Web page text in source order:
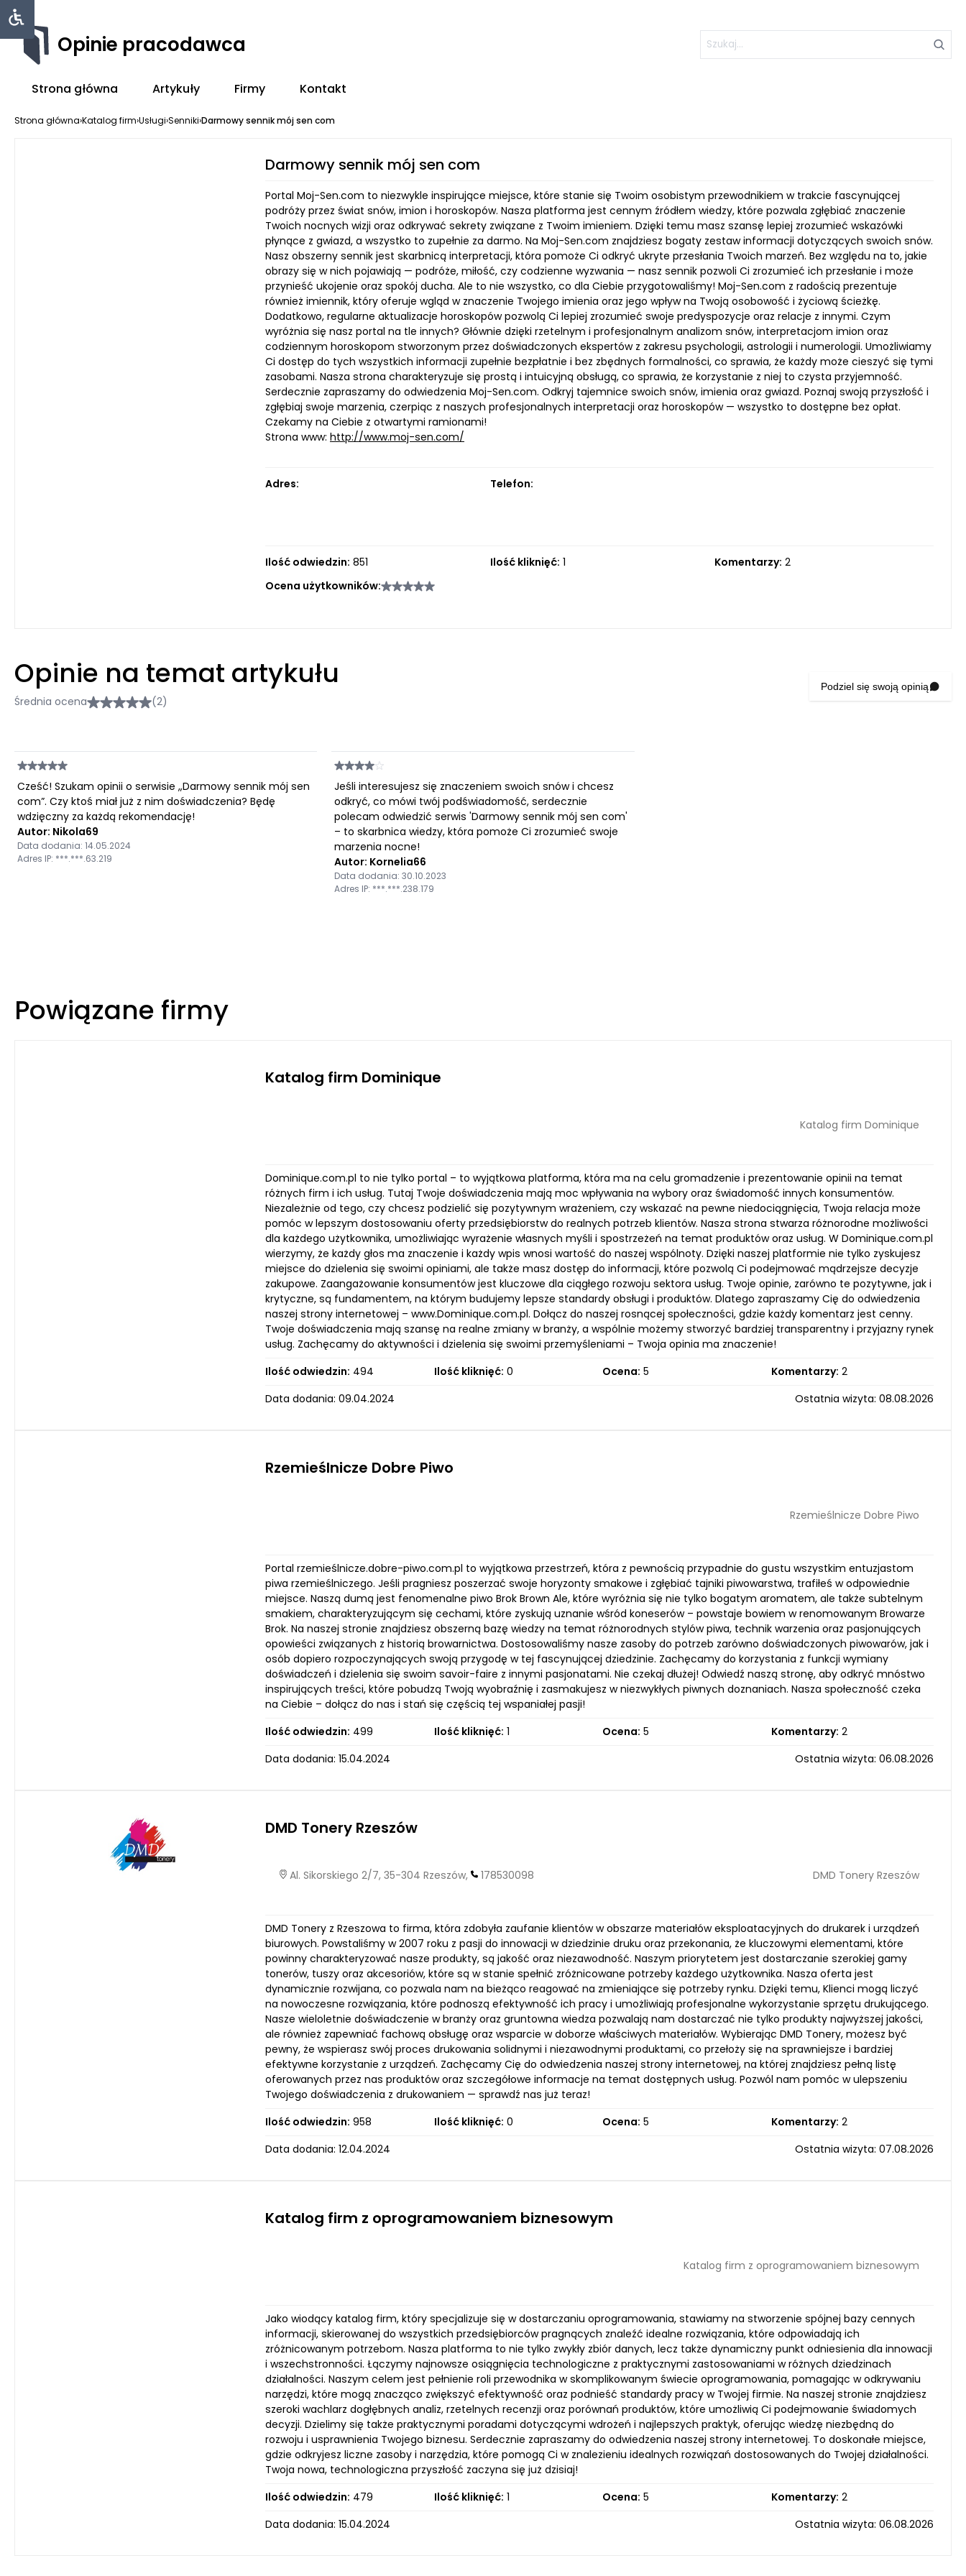
Opinie pracodawca
Strona główna Artykuły Firmy Kontakt
Strona główna›Katalog firm›Usługi›Senniki›Darmowy sennik mój sen com
Darmowy sennik mój sen com
Portal Moj-Sen.com to niezwykle inspirujące miejsce, które stanie się Twoim osobistym przewodnikiem w trakcie fascynującej
podróży przez świat snów, imion i horoskopów. Nasza platforma jest cennym źródłem wiedzy, które pozwala zgłębiać znaczenie
Twoich nocnych wizji oraz odkrywać sekrety związane z Twoim imieniem. Dzięki temu masz szansę lepiej zrozumieć wskazówki
płynące z gwiazd, a wszystko to zupełnie za darmo. Na Moj-Sen.com znajdziesz bogaty zestaw informacji dotyczących swoich snów.
Nasz obszerny sennik jest skarbnicą interpretacji, która pomoże Ci odkryć ukryte przesłania Twoich marzeń. Bez względu na to, jakie
obrazy się w nich pojawiają — podróże, miłość, czy codzienne wyzwania — nasz sennik pozwoli Ci zrozumieć ich przesłanie i może
przynieść ukojenie oraz spokój ducha. Ale to nie wszystko, co dla Ciebie przygotowaliśmy! Moj-Sen.com z radością prezentuje
również imiennik, który oferuje wgląd w znaczenie Twojego imienia oraz jego wpływ na Twoją osobowość i życiową ścieżkę.
Dodatkowo, regularne aktualizacje horoskopów pozwolą Ci lepiej zrozumieć swoje predyspozycje oraz relacje z innymi. Czym
wyróżnia się nasz portal na tle innych? Głównie dzięki rzetelnym i profesjonalnym analizom snów, interpretacjom imion oraz
codziennym horoskopom stworzonym przez doświadczonych ekspertów z zakresu psychologii, astrologii i numerologii. Umożliwiamy
Ci dostęp do tych wszystkich informacji zupełnie bezpłatnie i bez zbędnych formalności, co sprawia, że każdy może cieszyć się tymi
zasobami. Nasza strona charakteryzuje się prostą i intuicyjną obsługą, co sprawia, że korzystanie z niej to czysta przyjemność.
Serdecznie zapraszamy do odwiedzenia Moj-Sen.com. Odkryj tajemnice swoich snów, imienia oraz gwiazd. Poznaj swoją przyszłość i
zgłębiaj swoje marzenia, czerpiąc z naszych profesjonalnych interpretacji oraz horoskopów — wszystko to dostępne bez opłat.
Czekamy na Ciebie z otwartymi ramionami!
Strona www: http://www.moj-sen.com/
Adres: Telefon:
Ilość odwiedzin: 851 Ilość kliknięć: 1 Komentarzy: 2
Ocena użytkowników:
Opinie na temat artykułu
Średnia ocena (2)
Podziel się swoją opinią
Cześć! Szukam opinii o serwisie „Darmowy sennik mój sen
com”. Czy ktoś miał już z nim doświadczenia? Będę
wdzięczny za każdą rekomendację!
Autor: Nikola69
Data dodania: 14.05.2024
Adres IP: ***.***.63.219
Jeśli interesujesz się znaczeniem swoich snów i chcesz
odkryć, co mówi twój podświadomość, serdecznie
polecam odwiedzić serwis 'Darmowy sennik mój sen com'
– to skarbnica wiedzy, która pomoże Ci zrozumieć swoje
marzenia nocne!
Autor: Kornelia66
Data dodania: 30.10.2023
Adres IP: ***.***.238.179
Powiązane firmy
Katalog firm Dominique
Katalog firm Dominique
Dominique.com.pl to nie tylko portal – to wyjątkowa platforma, która ma na celu gromadzenie i prezentowanie opinii na temat
różnych firm i ich usług. Tutaj Twoje doświadczenia mają moc wpływania na wybory oraz świadomość innych konsumentów.
Niezależnie od tego, czy chcesz podzielić się pozytywnym wrażeniem, czy wskazać na pewne niedociągnięcia, Twoja relacja może
pomóc w lepszym dostosowaniu oferty przedsiębiorstw do realnych potrzeb klientów. Nasza strona stwarza różnorodne możliwości
dla każdego użytkownika, umożliwiając wyrażenie własnych myśli i spostrzeżeń na temat produktów oraz usług. W Dominique.com.pl
wierzymy, że każdy głos ma znaczenie i każdy wpis wnosi wartość do naszej wspólnoty. Dzięki naszej platformie nie tylko zyskujesz
miejsce do dzielenia się swoimi opiniami, ale także masz dostęp do informacji, które pozwolą Ci podejmować mądrzejsze decyzje
zakupowe. Zaangażowanie konsumentów jest kluczowe dla ciągłego rozwoju sektora usług. Twoje opinie, zarówno te pozytywne, jak i
krytyczne, są fundamentem, na którym budujemy lepsze standardy obsługi i produktów. Dlatego zapraszamy Cię do odwiedzenia
naszej strony internetowej – www.Dominique.com.pl. Dołącz do naszej rosnącej społeczności, gdzie każdy komentarz jest cenny.
Twoje doświadczenia mają szansę na realne zmiany w branży, a wspólnie możemy stworzyć bardziej transparentny i przyjazny rynek
usług. Zachęcamy do aktywności i dzielenia się swoimi przemyśleniami – Twoja opinia ma znaczenie!
Ilość odwiedzin: 494 Ilość kliknięć: 0 Ocena: 5 Komentarzy: 2
Data dodania: 09.04.2024
Ostatnia wizyta: 08.08.2026
Rzemieślnicze Dobre Piwo
Rzemieślnicze Dobre Piwo
Portal rzemieślnicze.dobre-piwo.com.pl to wyjątkowa przestrzeń, która z pewnością przypadnie do gustu wszystkim entuzjastom
piwa rzemieślniczego. Jeśli pragniesz poszerzać swoje horyzonty smakowe i zgłębiać tajniki piwowarstwa, trafiłeś w odpowiednie
miejsce. Naszą dumą jest fenomenalne piwo Brok Brown Ale, które wyróżnia się nie tylko bogatym aromatem, ale także subtelnym
smakiem, charakteryzującym się cechami, które zyskują uznanie wśród koneserów – powstaje bowiem w renomowanym Browarze
Brok. Na naszej stronie znajdziesz obszerną bazę wiedzy na temat różnorodnych stylów piwa, technik warzenia oraz pasjonujących
opowieści związanych z historią browarnictwa. Dostosowaliśmy nasze zasoby do potrzeb zarówno doświadczonych piwowarów, jak i
osób dopiero rozpoczynających swoją przygodę w tej fascynującej dziedzinie. Zachęcamy do korzystania z funkcji wymiany
doświadczeń i dzielenia się swoim savoir-faire z innymi pasjonatami. Nie czekaj dłużej! Odwiedź naszą stronę, aby odkryć mnóstwo
inspirujących treści, które pobudzą Twoją wyobraźnię i zasmakujesz w niezwykłych piwnych doznaniach. Nasza społeczność czeka
na Ciebie – dołącz do nas i stań się częścią tej wspaniałej pasji!
Ilość odwiedzin: 499 Ilość kliknięć: 1 Ocena: 5 Komentarzy: 2
Data dodania: 15.04.2024
Ostatnia wizyta: 06.08.2026
DMD Tonery Rzeszów
Al. Sikorskiego 2/7, 35-304 Rzeszów, 178530098 DMD Tonery Rzeszów
DMD Tonery z Rzeszowa to firma, która zdobyła zaufanie klientów w obszarze materiałów eksploatacyjnych do drukarek i urządzeń
biurowych. Powstaliśmy w 2007 roku z pasji do innowacji w dziedzinie druku oraz przekonania, że kluczowymi elementami, które
powinny charakteryzować nasze produkty, są jakość oraz niezawodność. Naszym priorytetem jest dostarczanie szerokiej gamy
tonerów, tuszy oraz akcesoriów, które są w stanie spełnić zróżnicowane potrzeby każdego użytkownika. Nasza oferta jest
dynamicznie rozwijana, co pozwala nam na bieżąco reagować na zmieniające się potrzeby rynku. Dzięki temu, Klienci mogą liczyć
na nowoczesne rozwiązania, które podnoszą efektywność ich pracy i umożliwiają profesjonalne wykorzystanie sprzętu drukującego.
Nasze wieloletnie doświadczenie w branży oraz gruntowna wiedza pozwalają nam dostarczać nie tylko produkty najwyższej jakości,
ale również zapewniać fachową obsługę oraz wsparcie w doborze właściwych materiałów. Wybierając DMD Tonery, możesz być
pewny, że wspierasz swój proces drukowania solidnymi i niezawodnymi produktami, co przełoży się na sprawniejsze i bardziej
efektywne korzystanie z urządzeń. Zachęcamy Cię do odwiedzenia naszej strony internetowej, na której znajdziesz pełną listę
oferowanych przez nas produktów oraz szczegółowe informacje na temat dostępnych usług. Pozwól nam pomóc w ulepszeniu
Twojego doświadczenia z drukowaniem — sprawdź nas już teraz!
Ilość odwiedzin: 958 Ilość kliknięć: 0 Ocena: 5 Komentarzy: 2
Data dodania: 12.04.2024
Ostatnia wizyta: 07.08.2026
Katalog firm z oprogramowaniem biznesowym
Katalog firm z oprogramowaniem biznesowym
Jako wiodący katalog firm, który specjalizuje się w dostarczaniu oprogramowania, stawiamy na stworzenie spójnej bazy cennych
informacji, skierowanej do wszystkich przedsiębiorców pragnących znaleźć idealne rozwiązania, które odpowiadają ich
zróżnicowanym potrzebom. Nasza platforma to nie tylko zwykły zbiór danych, lecz także dynamiczny punkt odniesienia dla innowacji
i wszechstronności. Łączymy najnowsze osiągnięcia technologiczne z praktycznymi zastosowaniami w różnych dziedzinach
działalności. Naszym celem jest pełnienie roli przewodnika w skomplikowanym świecie oprogramowania, pomagając w odkrywaniu
narzędzi, które mogą znacząco zwiększyć efektywność oraz podnieść standardy pracy w Twojej firmie. Na naszej stronie znajdziesz
szeroki wachlarz dogłębnych analiz, rzetelnych recenzji oraz porównań produktów, które umożliwią Ci podejmowanie świadomych
decyzji. Dzielimy się także praktycznymi poradami dotyczącymi wdrożeń i najlepszych praktyk, oferując wiedzę niezbędną do
rozwoju i usprawnienia Twojego biznesu. Serdecznie zapraszamy do odwiedzenia naszej strony internetowej. To doskonałe miejsce,
gdzie odkryjesz liczne zasoby i narzędzia, które pomogą Ci w znalezieniu idealnych rozwiązań dostosowanych do Twojej działalności.
Twoja nowa, technologiczna przyszłość zaczyna się już dzisiaj!
Ilość odwiedzin: 479 Ilość kliknięć: 1 Ocena: 5 Komentarzy: 2
Data dodania: 15.04.2024
Ostatnia wizyta: 06.08.2026